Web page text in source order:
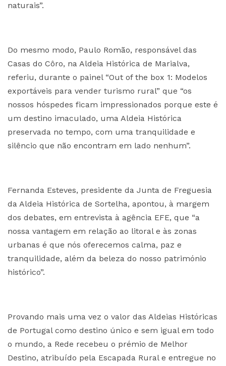
naturais”.
Do mesmo modo, Paulo Romão, responsável das
Casas do Côro, na Aldeia Histórica de Marialva,
referiu, durante o painel “Out of the box 1: Modelos
exportáveis para vender turismo rural” que “os
nossos hóspedes ficam impressionados porque este é
um destino imaculado, uma Aldeia Histórica
preservada no tempo, com uma tranquilidade e
silêncio que não encontram em lado nenhum”.
Fernanda Esteves, presidente da Junta de Freguesia
da Aldeia Histórica de Sortelha, apontou, à margem
dos debates, em entrevista à agência EFE, que “a
nossa vantagem em relação ao litoral e às zonas
urbanas é que nós oferecemos calma, paz e
tranquilidade, além da beleza do nosso património
histórico”.
Provando mais uma vez o valor das Aldeias Históricas
de Portugal como destino único e sem igual em todo
o mundo, a Rede recebeu o prémio de Melhor
Destino, atribuído pela Escapada Rural e entregue no